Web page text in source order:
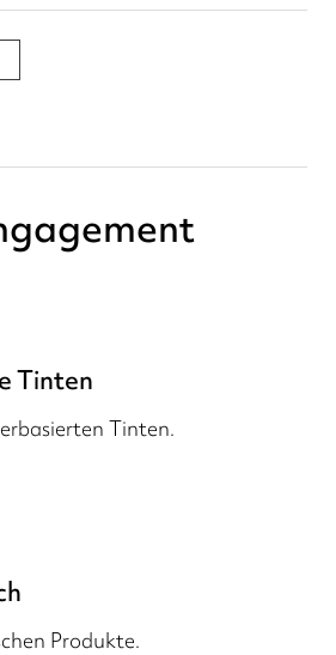
Tinten
Tinten.
Produkte.